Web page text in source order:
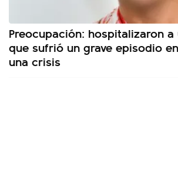
Preocupación: hospitalizaron
que sufrió un grave episodio
una crisis